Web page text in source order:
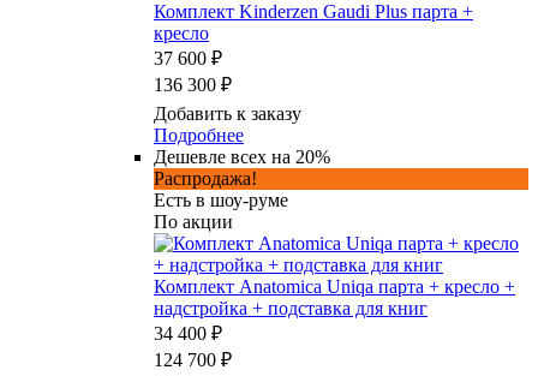
Комплект Kinderzen Gaudi Plus парта +
кресло
37 600 ₽
136 300 ₽
Добавить к заказу
Подробнее
Дешевле всех на 20%
Распродажа!
Есть в шоу-руме
По акции
Комплект Anatomica Uniqa парта + кресло +
надстройка + подставка для книг
34 400 ₽
124 700 ₽